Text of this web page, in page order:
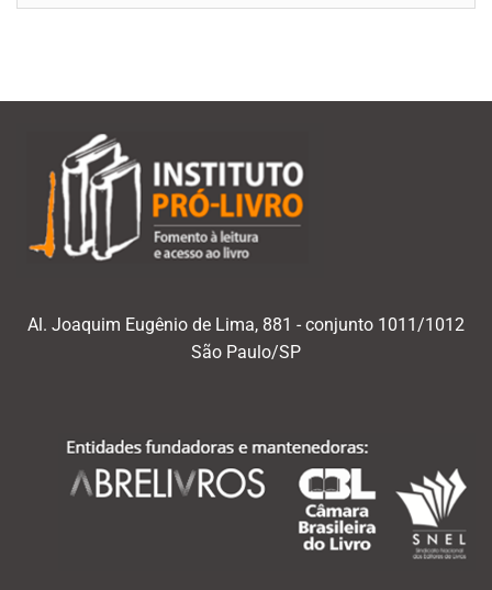
Al. Joaquim Eugênio de Lima, 881 - conjunto 1011/1012
São Paulo/SP